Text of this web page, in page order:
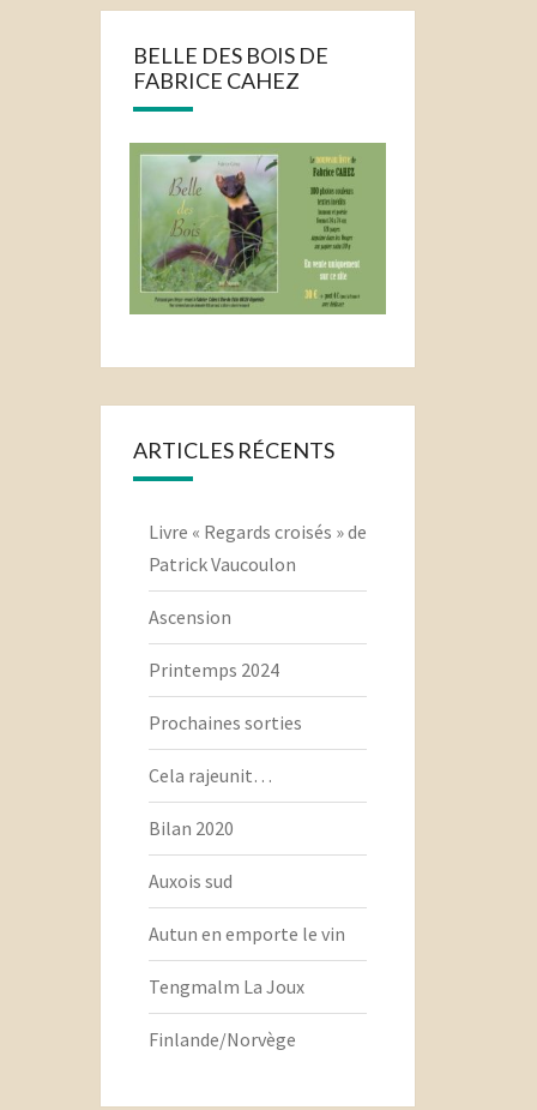
BELLE DES BOIS DE
FABRICE CAHEZ
ARTICLES RÉCENTS
Livre « Regards croisés » de
Patrick Vaucoulon
Ascension
Printemps 2024
Prochaines sorties
Cela rajeunit…
Bilan 2020
Auxois sud
Autun en emporte le vin
Tengmalm La Joux
Finlande/Norvège